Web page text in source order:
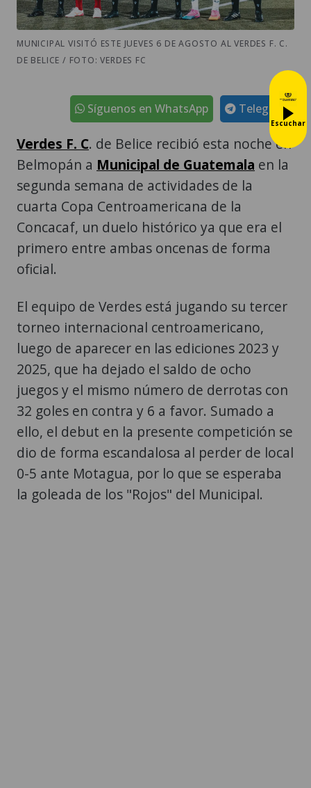
MUNICIPAL VISITÓ ESTE JUEVES 6 DE AGOSTO AL VERDES F. C.
DE BELICE / FOTO: VERDES FC
Telegram
Síguenos en WhatsApp
Verdes F. C. de Belice recibió esta noche en
Belmopán a Municipal de Guatemala en la
segunda semana de actividades de la
cuarta Copa Centroamericana de la
Concacaf, un duelo histórico ya que era el
primero entre ambas oncenas de forma
oficial.
El equipo de Verdes está jugando su tercer
torneo internacional centroamericano,
luego de aparecer en las ediciones 2023 y
2025, que ha dejado el saldo de ocho
juegos y el mismo número de derrotas con
32 goles en contra y 6 a favor. Sumado a
ello, el debut en la presente competición se
dio de forma escandalosa al perder de local
0-5 ante Motagua, por lo que se esperaba
la goleada de los "Rojos" del Municipal.
Escuchar